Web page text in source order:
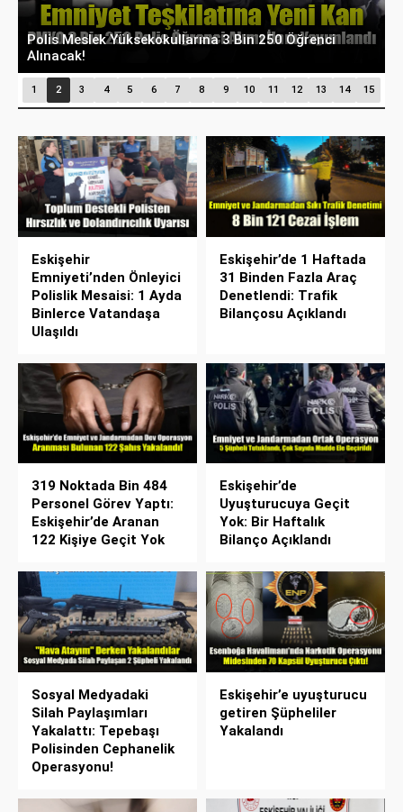
İl Güvenlik Ve Asayiş Koordinasyon Toplantısı
Gerçekleştirildi
1 2 3 4 5 6 7 8 9 10 11 12 13 14 15
Eskişehir
Emniyeti’nden Önleyici
Polislik Mesaisi: 1 Ayda
Binlerce Vatandaşa
Ulaşıldı
Eskişehir’de 1 Haftada
31 Binden Fazla Araç
Denetlendi: Trafik
Bilançosu Açıklandı
319 Noktada Bin 484
Personel Görev Yaptı:
Eskişehir’de Aranan
122 Kişiye Geçit Yok
Eskişehir’de
Uyuşturucuya Geçit
Yok: Bir Haftalık
Bilanço Açıklandı
Sosyal Medyadaki
Silah Paylaşımları
Yakalattı: Tepebaşı
Polisinden Cephanelik
Operasyonu!
Eskişehir’e uyuşturucu
getiren Şüpheliler
Yakalandı